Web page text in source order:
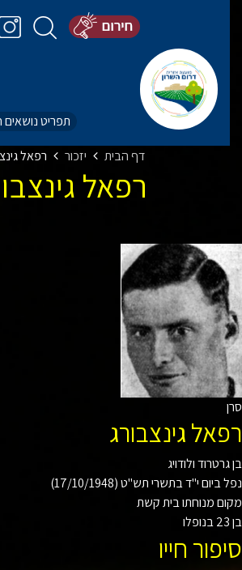
תפריט נושאים
דף הבית יזכור רפאל
רפאל
גינצבורג
ולודויג
י"ד בתשרי תש"ט (17/10/1948)
מנוחתו בית קשת
חייו